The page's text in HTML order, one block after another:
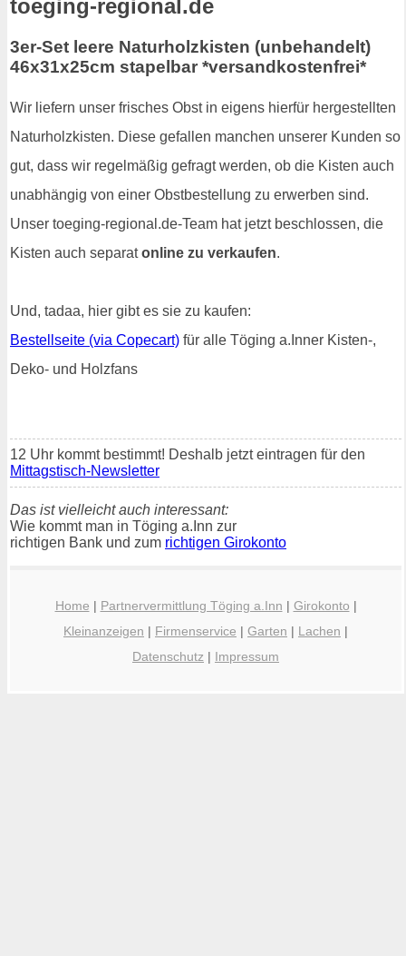
toeging-regional.de
3er-Set leere Naturholzkisten (unbehandelt)
46x31x25cm stapelbar *versandkostenfrei*
Wir liefern unser frisches Obst in eigens hierfür hergestellten
Naturholzkisten. Diese gefallen manchen unserer Kunden so
gut, dass wir regelmäßig gefragt werden, ob die Kisten auch
unabhängig von einer Obstbestellung zu erwerben sind.
Unser toeging-regional.de-Team hat jetzt beschlossen, die
Kisten auch separatonline zu verkaufen.
Und, tadaa, hier gibt es sie zu kaufen:
Bestellseite (via Copecart) für alle Töging a.Inner Kisten-,
Deko- und Holzfans
12 Uhr kommt bestimmt! Deshalb jetzt eintragen für den
Mittagstisch-Newsletter
Das ist vielleicht auch interessant:
Wie kommt man in Töging a.Inn zur
richtigen Bank und zum richtigen Girokonto
Home | Partnervermittlung Töging a.Inn | Girokonto |
Kleinanzeigen | Firmenservice | Garten | Lachen |
Datenschutz | Impressum